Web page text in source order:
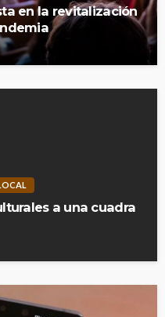
en la revitalización
a una cuadra